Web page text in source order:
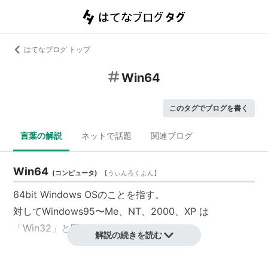
はてなブログ トップ
Win64
このタグでブログを書く
言葉の解説 ネットで話題 関連ブログ
Win64 (コンピュータ) 【 うぃんろくよん】
64bit Windows OSのことを指す。
対してWindows95〜Me、NT、2000、XP は
「Win32 」と呼ばれる。
解説の続きを読む